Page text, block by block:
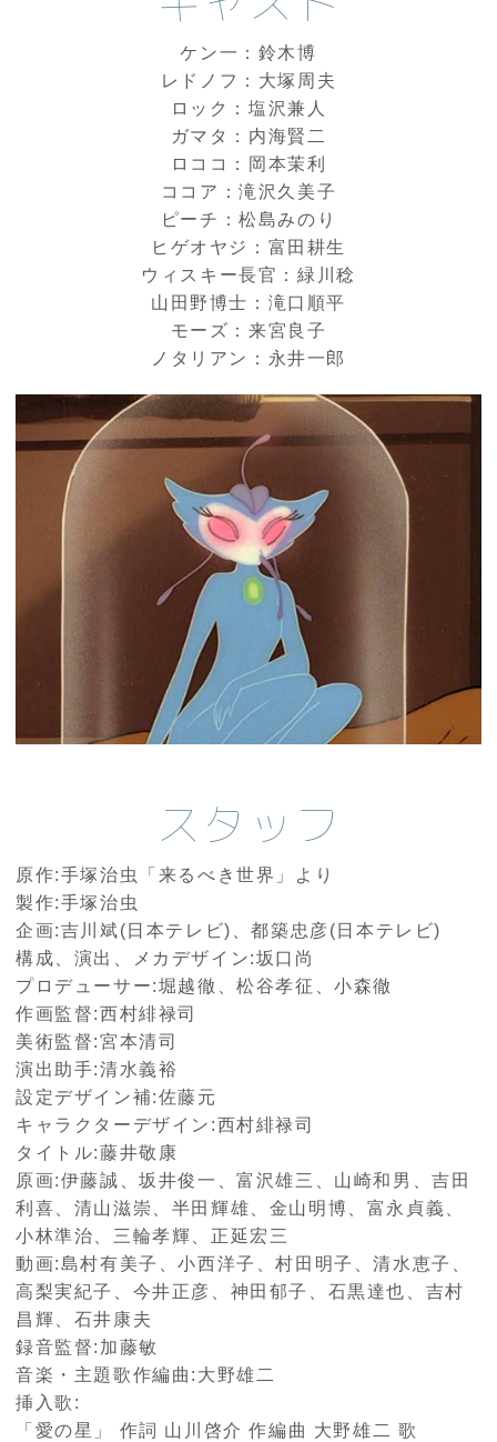
ケン一：鈴木博
レドノフ：大塚周夫
ロック：塩沢兼人
ガマタ：内海賢二
ロココ：岡本茉利
ココア：滝沢久美子
ピーチ：松島みのり
ヒゲオヤジ：富田耕生
ウィスキー長官：緑川稔
山田野博士：滝口順平
モーズ：来宮良子
ノタリアン：永井一郎
スタッフ
原作:手塚治虫「来るべき世界」より
製作:手塚治虫
企画:吉川斌(日本テレビ)、都築忠彦(日本テレビ)
構成、演出、メカデザイン:坂口尚
プロデューサー:堀越徹、松谷孝征、小森徹
作画監督:西村緋禄司
美術監督:宮本清司
演出助手:清水義裕
設定デザイン補:佐藤元
キャラクターデザイン:西村緋禄司
タイトル:藤井敬康
原画:伊藤誠、坂井俊一、富沢雄三、山崎和男、吉田
利喜、清山滋崇、半田輝雄、金山明博、富永貞義、
小林準治、三輪孝輝、正延宏三
動画:島村有美子、小西洋子、村田明子、清水恵子、
高梨実紀子、今井正彦、神田郁子、石黒達也、吉村
昌輝、石井康夫
録音監督:加藤敏
音楽・主題歌作編曲:大野雄二
挿入歌:
「愛の星」 作詞 山川啓介 作編曲 大野雄二 歌